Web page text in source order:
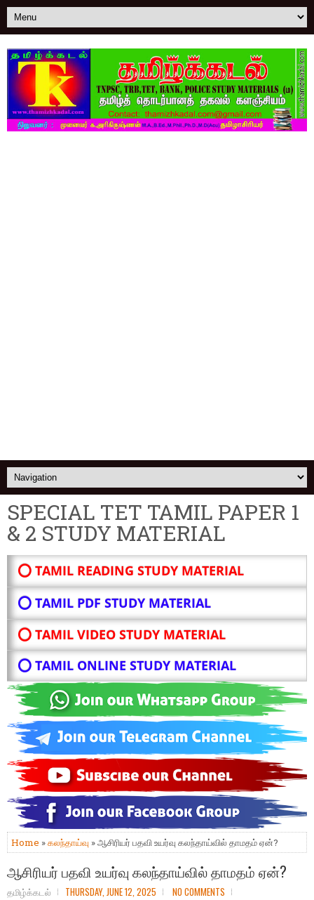
SPECIAL TET TAMIL PAPER 1
& 2 STUDY MATERIAL
⭕ TAMIL READING STUDY MATERIAL
⭕ TAMIL PDF STUDY MATERIAL
⭕ TAMIL VIDEO STUDY MATERIAL
⭕ TAMIL ONLINE STUDY MATERIAL
Home »கலந்தாய்வு » ஆசிரியர் பதவி உயர்வு கலந்தாய்வில் தாமதம் ஏன்?
ஆசிரியர் பதவி உயர்வு கலந்தாய்வில் தாமதம் ஏன்?
தமிழ்க்கடல் THURSDAY, JUNE 12, 2025 NO COMMENTS